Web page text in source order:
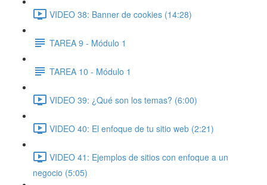
VIDEO 38: Banner de cookies (14:28)
TAREA 9 - Módulo 1
TAREA 10 - Módulo 1
VIDEO 39: ¿Qué son los temas? (6:00)
VIDEO 40: El enfoque de tu sitio web (2:21)
VIDEO 41: Ejemplos de sitios con enfoque a un
negocio (5:05)